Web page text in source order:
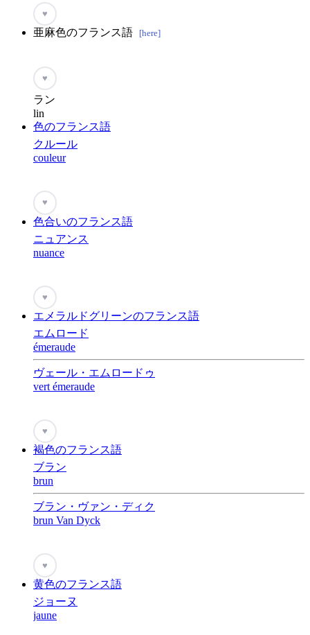
♥
亜麻色のフランス語 [here]
♥
ラン
lin
色のフランス語
クルール
couleur
♥
色合いのフランス語
ニュアンス
nuance
♥
エメラルドグリーンのフランス語
エムロード
émeraude
ヴェール・エムロードゥ
vert émeraude
♥
褐色のフランス語
ブラン
brun
ブラン・ヴァン・ディク
brun Van Dyck
♥
黄色のフランス語
ジョーヌ
jaune